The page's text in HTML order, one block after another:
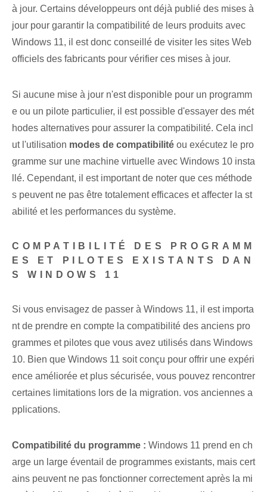
à jour. Certains développeurs ont déjà publié des mises à
jour pour garantir la compatibilité de leurs produits avec
Windows 11, il est donc conseillé de visiter les sites Web
officiels des fabricants pour vérifier ces mises à jour.
Si aucune mise à jour n'est disponible pour un programm
e ou un pilote particulier, il est possible d'essayer des mét
hodes alternatives pour assurer la compatibilité. Cela incl
ut l'utilisation modes de compatibilité ou exécutez le pro
gramme sur une machine virtuelle avec Windows 10 insta
llé. Cependant, il est important de noter que ces méthode
s peuvent ne pas être totalement efficaces et affecter la st
abilité et les performances du système.
COMPATIBILITÉ DES PROGRAMM
ES ET PILOTES EXISTANTS DAN
S WINDOWS 11
Si vous envisagez de passer à Windows 11, il est importa
nt de prendre en compte la compatibilité des anciens pro
grammes et pilotes que vous avez utilisés dans Windows
10. Bien que Windows 11 soit conçu pour offrir une expéri
ence améliorée et plus sécurisée, vous pouvez rencontrer
certaines limitations lors de la migration. vos anciennes a
pplications.
Compatibilité du programme : Windows 11 prend en ch
arge un large éventail de programmes existants, mais cert
ains peuvent ne pas fonctionner correctement après la mi